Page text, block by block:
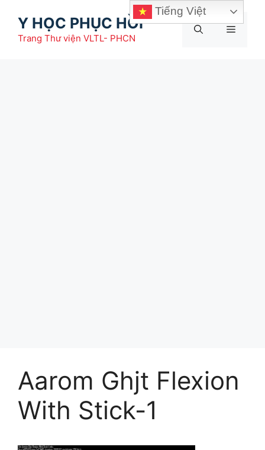
Y HỌC PHỤC HỒI
Trang Thư viện VLTL- PHCN
Menu
Aarom Ghjt Flexion
With Stick-1
Tiếng Việt